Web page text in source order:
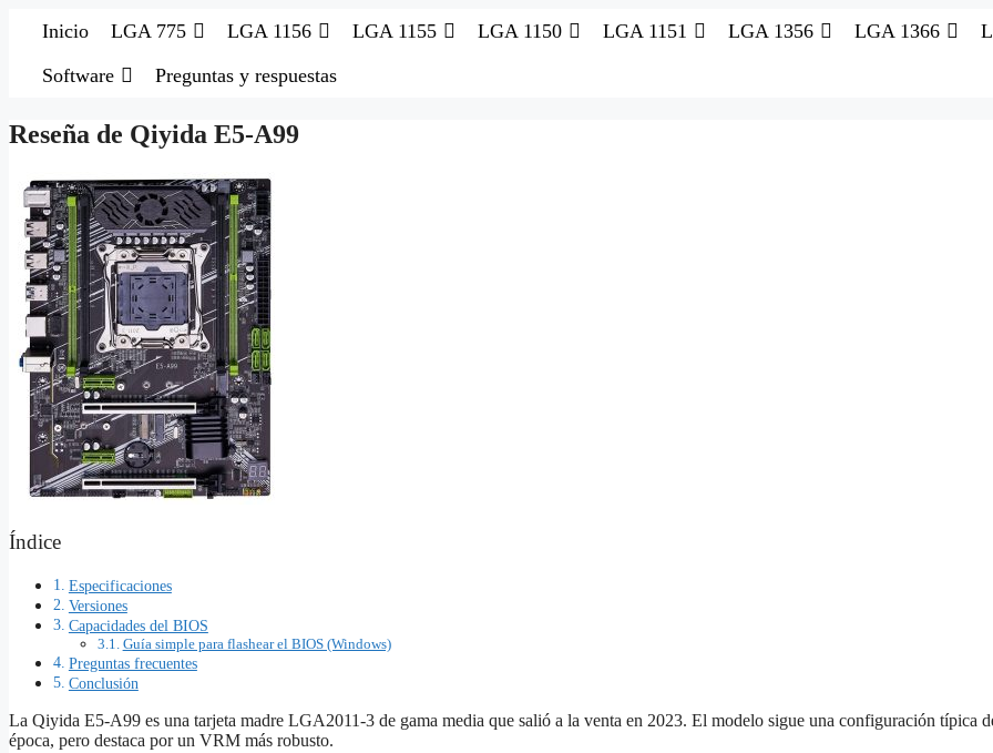
Inicio LGA 775 LGA 1156 LGA 1155 LGA 1150 LGA 1151 LGA 1356 LGA 1366
Software
Preguntas y respuestas
Reseña de Qiyida E5‑A99
Índice
Especificaciones
Versiones
Capacidades del BIOS
Guía simple para flashear el BIOS (Windows)
Preguntas frecuentes
Conclusión
La Qiyida E5‑A99 es una tarjeta madre LGA2011‑3 de gama media que salió a la venta en 2023. El modelo sigue una configuración típica
época, pero destaca por un VRM más robusto.